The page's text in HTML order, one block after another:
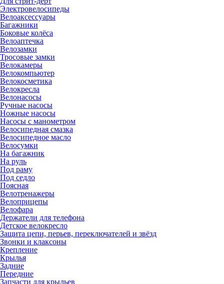
Электровелосипеды
Велоаксессуары
Багажники
Боковые колёса
Велоаптечка
Велозамки
Тросовые замки
Велокамеры
Велокомпьютер
Велокосметика
Велокресла
Велонасосы
Ручные насосы
Ножные насосы
Насосы с манометром
Велосипедная смазка
Велосипедное масло
Велосумки
На багажник
На руль
Под раму
Под седло
Поясная
Велотренажеры
Велоприцепы
Велофара
Держатели для телефона
Детское велокресло
Защита цепи, перьев, переключателей и звёзд
Звонки и клаксоны
Крепление
Крылья
Задние
Передние
Запчасти для крыльев